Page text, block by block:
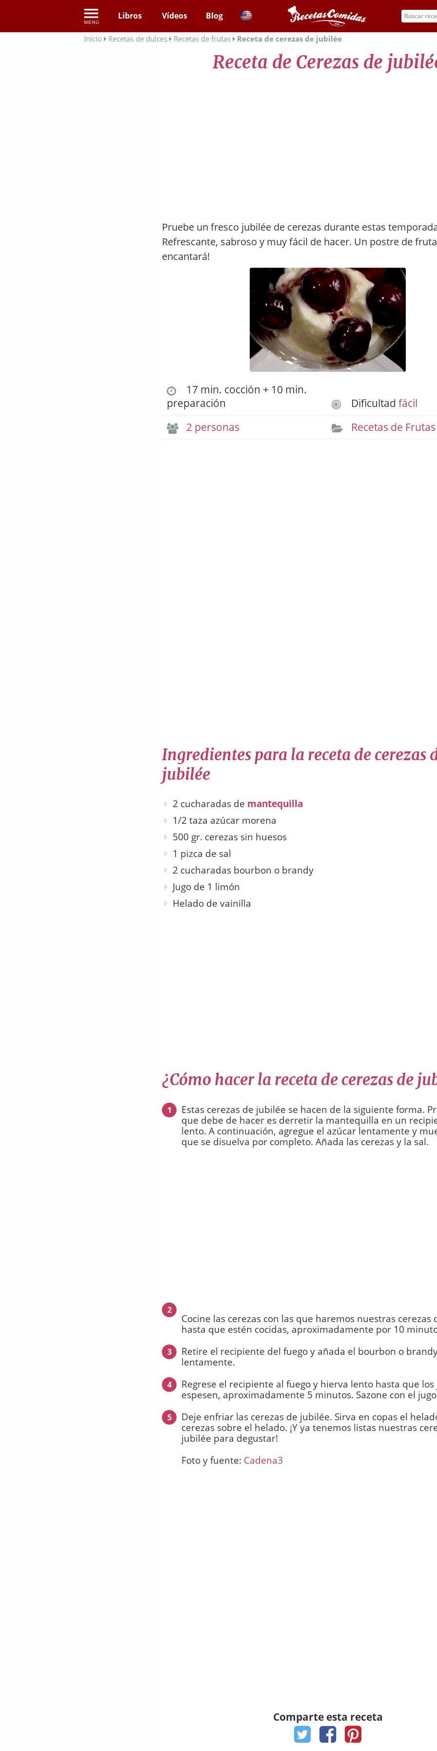
Libros Vídeos Blog
Inicio Recetas de dulces Recetas de frutas Receta de cerezas de jubilée
Receta de Cerezas de
Pruebe un fresco jubilée de cerezas durante estas
Refrescante, sabroso y muy fácil de hacer. Un postre de
encantará!
17 min. cocción + 10 min.
preparación
Dificultadfácil
2 personas
Recetas de Frutas
Ingredientes para la receta de cerezas
jubilée
2 cucharadas de mantequilla
1/2 taza azúcar morena
500 gr. cerezas sin huesos
1 pizca de sal
2 cucharadas bourbon o brandy
Jugo de 1 limón
Helado de vainilla
¿Cómo hacer la receta de cerezas de
1
Estas cerezas de jubilée se hacen de la siguiente forma.
que debe de hacer es derretir la mantequilla en un
lento. A continuación, agregue el azúcar lentamente y
que se disuelva por completo. Añada las cerezas y la sal.
2
Cocine las cerezas con las que haremos nuestras cerezas
hasta que estén cocidas, aproximadamente por 10
3
Retire el recipiente del fuego y añada el bourbon o
lentamente.
4
Regrese el recipiente al fuego y hierva lento hasta que los
espesen, aproximadamente 5 minutos. Sazone con el
5
Deje enfriar las cerezas de jubilée. Sirva en copas el
cerezas sobre el helado. ¡Y ya tenemos listas nuestras
jubilée para degustar!
Foto y fuente: Cadena3
Comparte esta receta